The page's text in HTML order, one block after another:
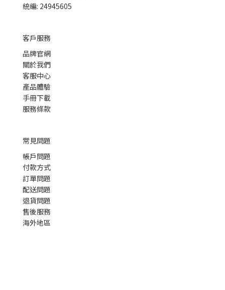
統編: 24945605
客戶服務
品牌官網
關於我們
客服中心
產品體驗
手冊下載
服務條款
常見問題
帳戶問題
付款方式
訂單問題
配送問題
退貨問題
售後服務
海外地區